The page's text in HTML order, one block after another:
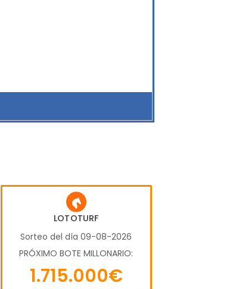
LOTOTURF
Sorteo del día 09-08-2026
PRÓXIMO BOTE MILLONARIO:
1.715.000€